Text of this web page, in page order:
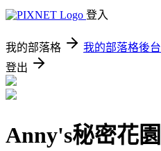
登入
我的部落格 我的部落格後台
登出
Anny's秘密花園